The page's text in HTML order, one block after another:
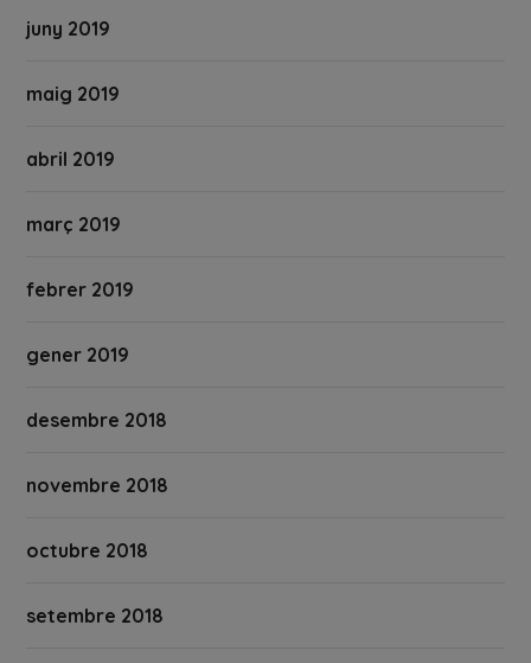
juny 2019
maig 2019
abril 2019
març 2019
febrer 2019
gener 2019
desembre 2018
novembre 2018
octubre 2018
setembre 2018